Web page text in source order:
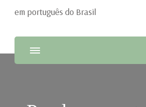
em português do Brasil